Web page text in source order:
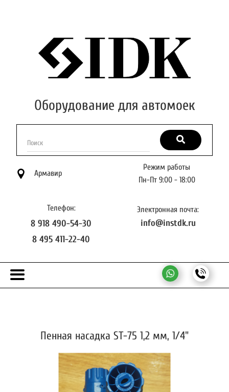
Оборудование для автомоек
Поиск
Армавир
Режим работы
Пн-Пт 9:00 - 18:00
Телефон:
8 918 490-54-30
8 495 411-22-40
Электронная почта:
info@instdk.ru
Пенная насадка ST-75 1,2 мм, 1/4"